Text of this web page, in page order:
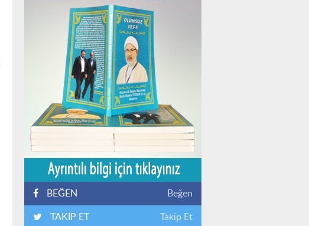
BEĞEN Beğen
TAKİP ET Takip Et